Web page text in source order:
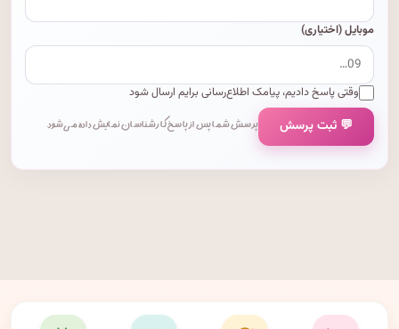
موبایل (اختیاری)
وقتی پاسخ دادیم، پیامک اطلاع‌رسانی برایم ارسال شود
💬 ثبت پرسش پرسش شما پس از پاسخ کارشناسان نمایش داده می‌شود.